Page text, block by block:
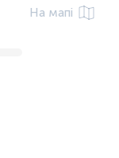
На мапі